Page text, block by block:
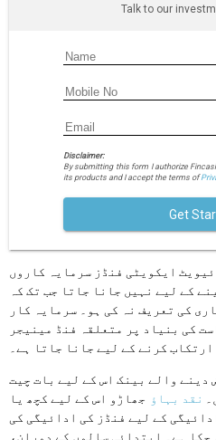
Talk to our
Disclaimer:
By submitting this form I authorize
its products and I accept the terms of
Get
ایکویٹی فنڈز سرمایہ کاروں
کے لیے نہیں جانا جاتا جب تک کہ
کی تعریف نہ کی ہو۔ سرمایہ کار
کی بنیاد پر متعلقہ فنڈ مینیجر
کرنے کے لیے جانا جاتا ہے۔
دینے والے بینک اس کے لیے بات چیت
نقد بہاؤ جھاڑو اس کے لیے کچھ یا
کے لیے فنڈز کی ادائیگی کی
چکا ہے۔ ابتدائی سالوں کے دوران،